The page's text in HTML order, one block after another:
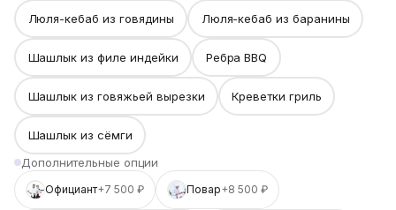
Люля-кебаб из говядины Люля-кебаб из баранины
Шашлык из филе индейки Ребра BBQ
Шашлык из говяжьей вырезки Креветки гриль
Шашлык из сёмги
Дополнительные опции
Официант+7 500 ₽ Повар+8 500 ₽